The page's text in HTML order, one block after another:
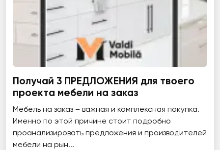
Получай 3 ПРЕДЛОЖЕНИЯ для твоего
проекта мебели на заказ
Мебель на заказ – важная и комплексная покупка.
Именно по этой причине стоит подробно
проанализировать предложения и производителей
мебели на рын...